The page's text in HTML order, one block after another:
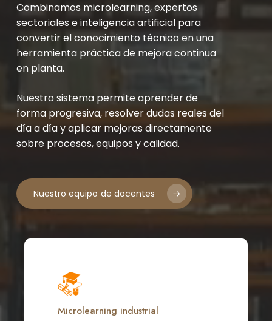
Combinamos microlearning, expertos
sectoriales e inteligencia artificial para
convertir el conocimiento técnico en una
herramienta práctica de mejora continua
en planta.
Nuestro sistema permite aprender de
forma progresiva, resolver dudas reales del
día a día y aplicar mejoras directamente
sobre procesos, equipos y calidad.
Nuestro equipo de docentes
Microlearning industrial